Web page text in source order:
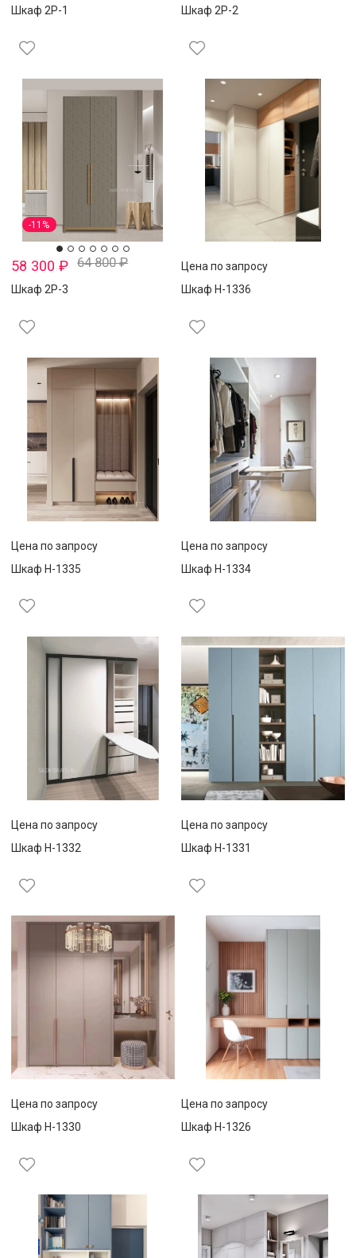
Шкаф 2Р-1 Шкаф 2Р-2
-11%
58 300 ₽ 64 800₽
Шкаф 2Р-3
Цена по запросу
Шкаф Н-1336
Цена по запросу
Шкаф Н-1335
Цена по запросу
Шкаф Н-1334
Цена по запросу
Шкаф Н-1332
Цена по запросу
Шкаф Н-1331
Цена по запросу
Шкаф Н-1330
Цена по запросу
Шкаф Н-1326